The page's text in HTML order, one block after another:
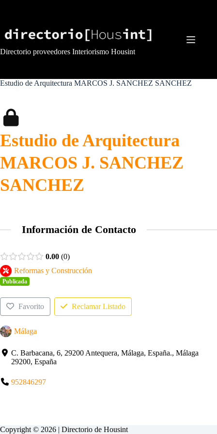
Directorio proveedores Interiorismo Housint
Estudio de Arquitectura MARCOS J. SANCHEZ SANCHEZ
Estudio de Arquitectura
MARCOS J. SANCHEZ
SANCHEZ
Información de Contacto
0.00 0
Reformas y Construcción
Publicada
Favorito Reclamar Listado
Málaga
C. Barbacana, 6, 29200 Antequera, Málaga, España., Málaga
29200, España
952846297
Copyright © 2026 | Directorio de Housint